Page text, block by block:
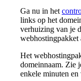
Ga nu in het
links op het
verhuizing van je
webhostingpakket
Het
domeinnaam. Zie
enkele minuten en